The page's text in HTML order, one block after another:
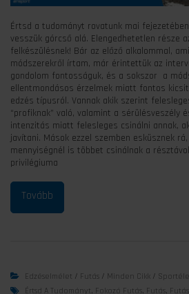
Értsd a tudományt rovatunk mai
vesszük górcső alá. Elengedhetetlen része
felkészülésnek! Bár az előző alkalommal,
módszerekről írtam, már érintettük az
gondolom fontosságuk, és a sokszor a
ellentmondásos érzelmek miatt fontos
edzés típusról. Vannak akik szerint
“profiknak” való, valamint a sérülésveszély
intenzitás miatt felesleges csinálni annak,
javítani. Mások ezzel szemben esküsznek
mennyiségnél is többet csinálnak a
privilégiuma
Edzéselmélet / Futás / Minden Cikk /
Értsd A Tudományt , Fokozó Futás, Futás,